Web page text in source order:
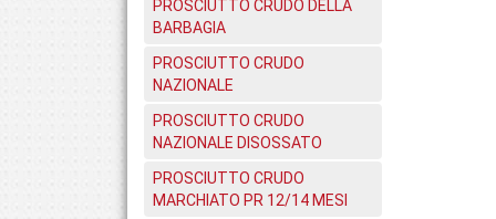
PROSCIUTTO CRUDO DELLA
BARBAGIA
PROSCIUTTO CRUDO
NAZIONALE
PROSCIUTTO CRUDO
NAZIONALE DISOSSATO
PROSCIUTTO CRUDO
MARCHIATO PR 12/14 MESI